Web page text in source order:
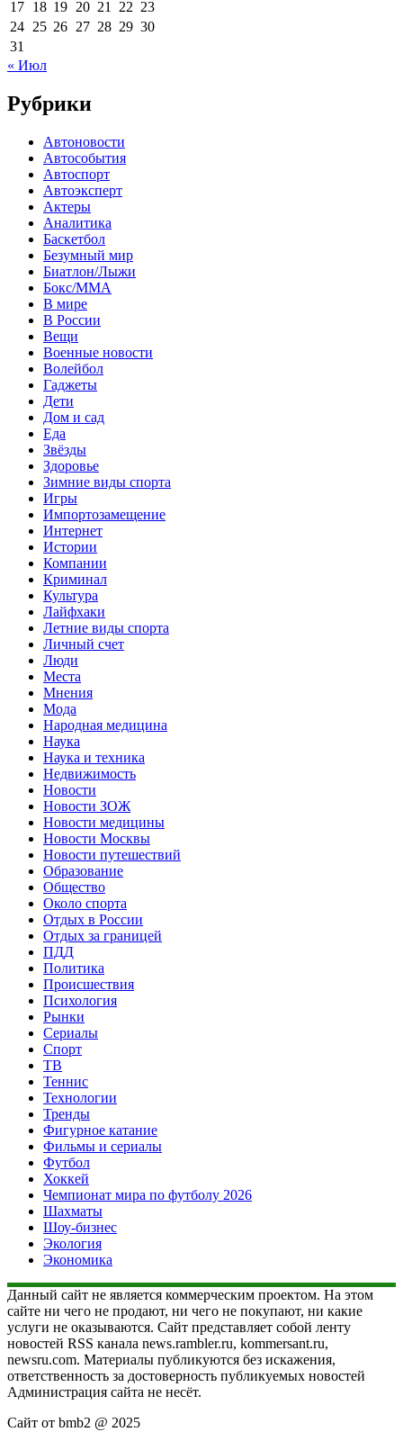
17 18 19 20 21 22 23
24 25 26 27 28 29 30
31
« Июл
Рубрики
Автоновости
Автособытия
Автоспорт
Автоэксперт
Актеры
Аналитика
Баскетбол
Безумный мир
Биатлон/Лыжи
Бокс/MMA
В мире
В России
Вещи
Военные новости
Волейбол
Гаджеты
Дети
Дом и сад
Еда
Звёзды
Здоровье
Зимние виды спорта
Игры
Импортозамещение
Интернет
Истории
Компании
Криминал
Культура
Лайфхаки
Летние виды спорта
Личный счет
Люди
Места
Мнения
Мода
Народная медицина
Наука
Наука и техника
Недвижимость
Новости
Новости ЗОЖ
Новости медицины
Новости Москвы
Новости путешествий
Образование
Общество
Около спорта
Отдых в России
Отдых за границей
ПДД
Политика
Происшествия
Психология
Рынки
Сериалы
Спорт
ТВ
Теннис
Технологии
Тренды
Фигурное катание
Фильмы и сериалы
Футбол
Хоккей
Чемпионат мира по футболу 2026
Шахматы
Шоу-бизнес
Экология
Экономика
Данный сайт не является коммерческим проектом. На этом
сайте ни чего не продают, ни чего не покупают, ни какие
услуги не оказываются. Сайт представляет собой ленту
новостей RSS канала news.rambler.ru, kommersant.ru,
newsru.com. Материалы публикуются без искажения,
ответственность за достоверность публикуемых новостей
Администрация сайта не несёт.
Сайт от bmb2 @ 2025